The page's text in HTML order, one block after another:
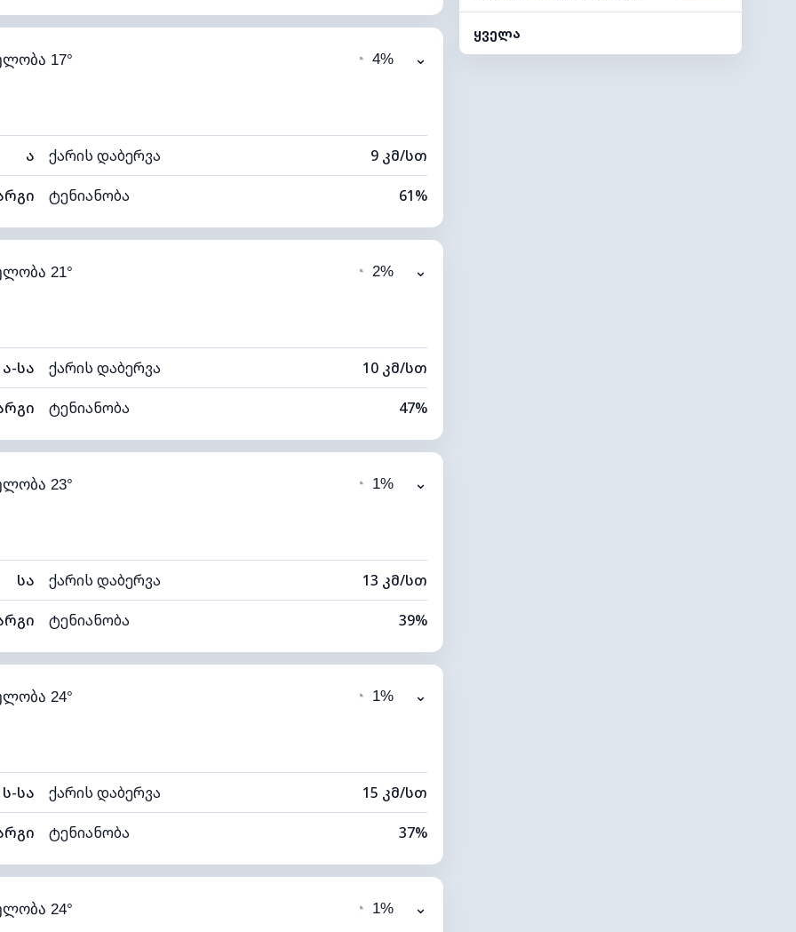
67% (კომფორტული) ღრუბლიანობა 7%
4°C ხილვადობა 10 კმ
17° ◔ 4% ⌄
ა ქარის დაბერვა 9 კმ/სთ
ტენიანობა 61%
61% (კომფორტული) ღრუბლიანობა 7%
11°C ხილვადობა 10 კმ
21° ◔ 2% ⌄
ა-სა ქარის დაბერვა 10 კმ/სთ
ტენიანობა 47%
47% (კომფორტული) ღრუბლიანობა 6%
11°C ხილვადობა 10 კმ
23° ◔ 1% ⌄
სა ქარის დაბერვა 13 კმ/სთ
ტენიანობა 39%
39% (ოდნავ მშრალი) ღრუბლიანობა 8%
10°C ხილვადობა 10 კმ
24° ◔ 1% ⌄
ს-სა ქარის დაბერვა 15 კმ/სთ
ტენიანობა 37%
37% (ოდნავ მშრალი) ღრუბლიანობა 9%
10°C ხილვადობა 10 კმ
24° ◔ 1% ⌄
ყველა